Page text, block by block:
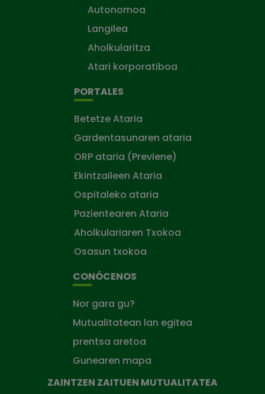
Autonomoa
Langilea
Aholkularitza
Atari korporatiboa
PORTALES
Betetze Ataria
Gardentasunaren ataria
ORP ataria (Previene)
Ekintzaileen Ataria
Ospitaleko ataria
Pazientearen Ataria
Aholkulariaren Txokoa
Osasun txokoa
CONÓCENOS
Nor gara gu?
Mutualitatean lan egitea
prentsa aretoa
Gunearen mapa
ZAINTZEN ZAITUEN MUTUALITATEA